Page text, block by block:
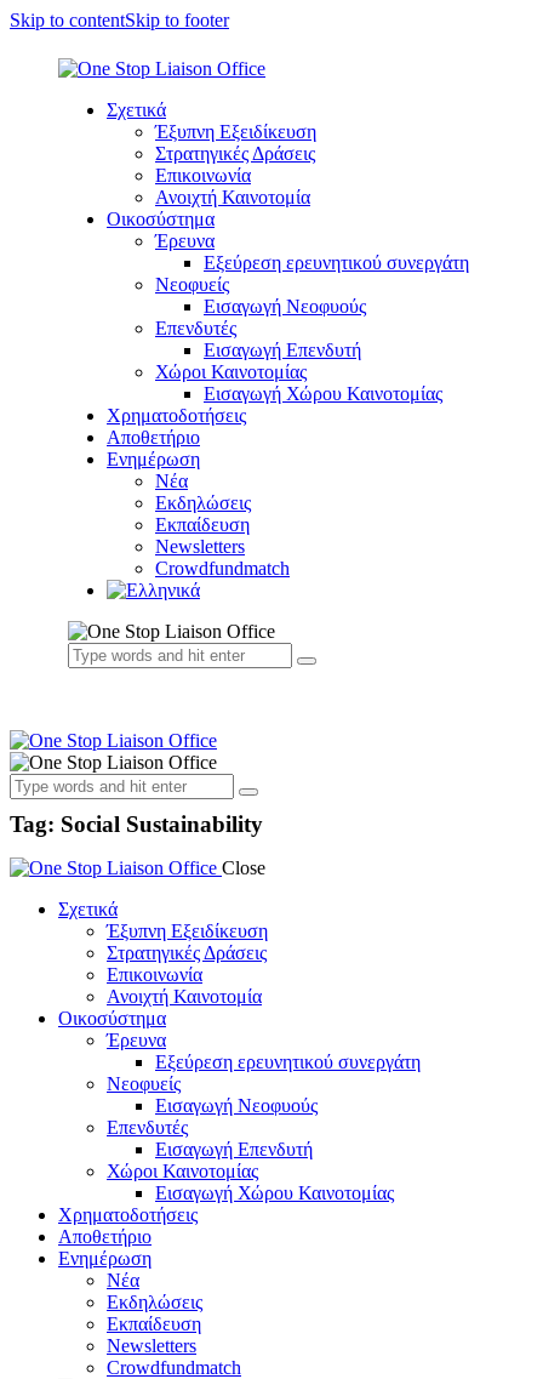
Skip to contentSkip to footer
Σχετικά
Έξυπνη Εξειδίκευση
Στρατηγικές Δράσεις
Επικοινωνία
Ανοιχτή Καινοτομία
Οικοσύστημα
Έρευνα
Εξεύρεση ερευνητικού συνεργάτη
Νεοφυείς
Εισαγωγή Νεοφυούς
Επενδυτές
Εισαγωγή Επενδυτή
Χώροι Καινοτομίας
Εισαγωγή Χώρου Καινοτομίας
Χρηματοδοτήσεις
Αποθετήριο
Ενημέρωση
Νέα
Εκδηλώσεις
Εκπαίδευση
Newsletters
Crowdfundmatch
Tag: Social Sustainability
Close
Σχετικά
Έξυπνη Εξειδίκευση
Στρατηγικές Δράσεις
Επικοινωνία
Ανοιχτή Καινοτομία
Οικοσύστημα
Έρευνα
Εξεύρεση ερευνητικού συνεργάτη
Νεοφυείς
Εισαγωγή Νεοφυούς
Επενδυτές
Εισαγωγή Επενδυτή
Χώροι Καινοτομίας
Εισαγωγή Χώρου Καινοτομίας
Χρηματοδοτήσεις
Αποθετήριο
Ενημέρωση
Νέα
Εκδηλώσεις
Εκπαίδευση
Newsletters
Crowdfundmatch